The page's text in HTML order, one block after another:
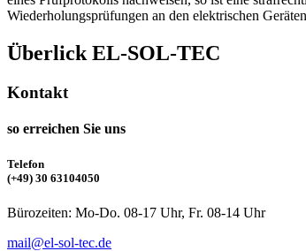
Wiederholungsprüfungen an den elektrischen
Überlick EL-SOL-TEC
Kontakt
so erreichen Sie uns
Telefon
(+49) 30 63104050
Bürozeiten: Mo-Do. 08-17 Uhr, Fr. 08-14 Uhr
mail@el-sol-tec.de